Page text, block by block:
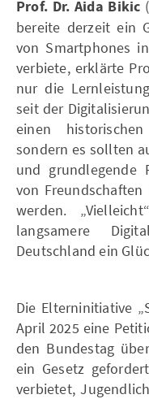
Prof. Dr. Aida Bikic
bereite derzeit ein
von Smartphones
verbiete, erklärte
nur die
seit der
einen
sondern es sollten
und grundlegende
von
werden.
langsamere
Deutschland ein
Die Elterninitiative
April 2025 eine
den Bundestag
ein Gesetz
verbietet,